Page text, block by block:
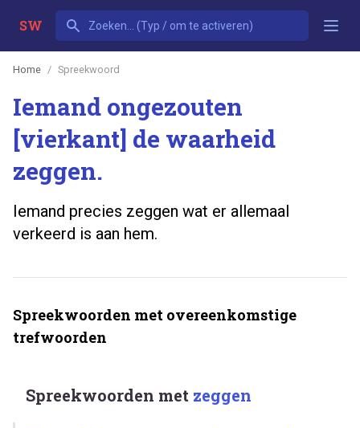
SW
Home Spreekwoord
Iemand ongezouten
[vierkant] de waarheid
zeggen.
Iemand precies zeggen wat er allemaal
verkeerd is aan hem.
Spreekwoorden met overeenkomstige
trefwoorden
Spreekwoorden met zeggen